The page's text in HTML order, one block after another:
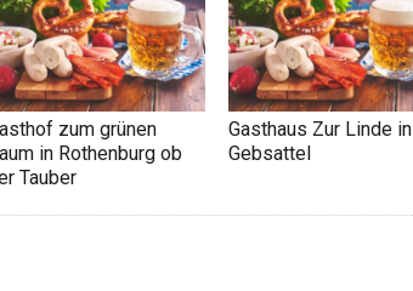
zum grünen
in Rothenburg ob
Tauber
Gasthaus Zur Linde in
Gebsattel